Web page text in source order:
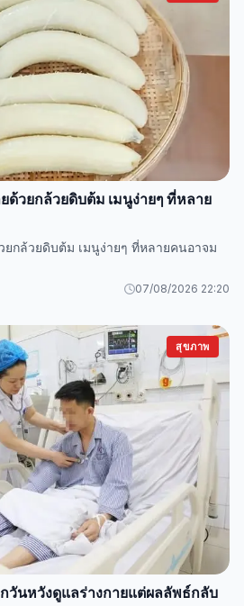
ด้วยกล้วยดิบต้ม เมนูง่ายๆ ที่หลาย
ยกล้วยดิบต้ม เมนูง่ายๆ ที่หลายคนอาจม
07/08/2026 22:20
สุขภาพ
นหวังดูแลร่างกายแต่ผลลัพธ์กลับ